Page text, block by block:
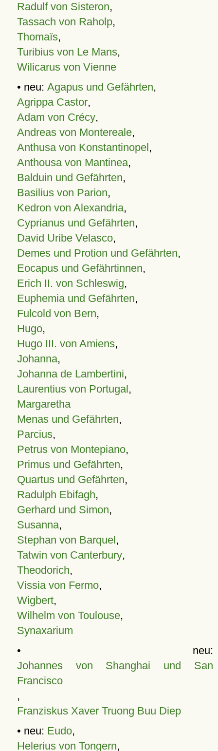
Radulf von Sisteron,
Tassach von Raholp,
Thomaïs,
Turibius von Le Mans,
Wilicarus von Vienne
• neu: Agapus und Gefährten,
Agrippa Castor,
Adam von Crécy,
Andreas von Montereale,
Anthusa von Konstantinopel,
Anthousa von Mantinea,
Balduin und Gefährten,
Basilius von Parion,
Kedron von Alexandria,
Cyprianus und Gefährten,
David Uribe Velasco,
Demes und Protion und Gefährten,
Eocapus und Gefährtinnen,
Erich II. von Schleswig,
Euphemia und Gefährten,
Fulcold von Bern,
Hugo,
Hugo III. von Amiens,
Johanna,
Johanna de Lambertini,
Laurentius von Portugal,
Margaretha
Menas und Gefährten,
Parcius,
Petrus von Montepiano,
Primus und Gefährten,
Quartus und Gefährten,
Radulph Ebifagh,
Gerhard und Simon,
Susanna,
Stephan von Barquel,
Tatwin von Canterbury,
Theodorich,
Vissia von Fermo,
Wigbert,
Wilhelm von Toulouse,
Synaxarium
• neu:
Johannes von Shanghai und San
Francisco
,
Franziskus Xaver Truong Buu Diep
• neu: Eudo,
Helerius von Tongern,